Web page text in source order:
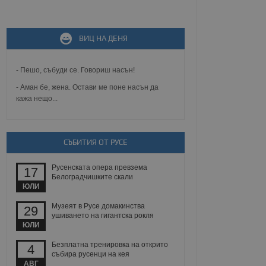
ВИЦ НА ДЕНЯ
- Пешо, събуди се. Говориш насън!
- Аман бе, жена. Остави ме поне насън да
кажа нещо...
СЪБИТИЯ ОТ РУСЕ
17
ЮЛИ
Русенската опера превзема
Белоградчишките скали
29
ЮЛИ
Музеят в Русе домакинства
ушиването на гигантска рокля
4
АВГ
Безплатна тренировка на открито
събира русенци на кея
зададена от уеб
неразрешеното
Той не съдържа
при затваряне
на съгласието на
между хората
за да се правят
уебсайт.
на
на бисквитките,
съответствие и
и
и предоставя
използва